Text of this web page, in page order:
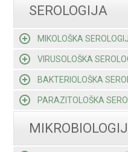
SEROLOGIJA
MIKOLOŠKA
VIRUSOLOŠKA
BAKTERIOLOŠKA
PARAZITOLOŠKA